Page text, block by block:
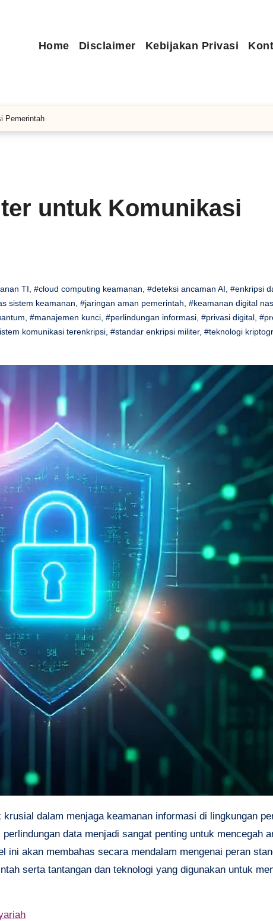
Home Disclaimer Kebijakan Privasi
Pemerintah
untuk Komunikasi
TI, #cloud computing keamanan, #deteksi ancaman AI, #enkripsi
sistem keamanan, #jaringan aman pemerintah, #keamanan digital
, #manajemen kunci, #perlindungan informasi, #privasi digital,
komunikasi terenkripsi, #standar enkripsi militer, #teknologi
dalam menjaga keamanan informasi di lingkungan
data menjadi sangat penting untuk mencegah
ini akan membahas secara mendalam mengenai peran
serta tantangan dan teknologi yang digunakan untuk